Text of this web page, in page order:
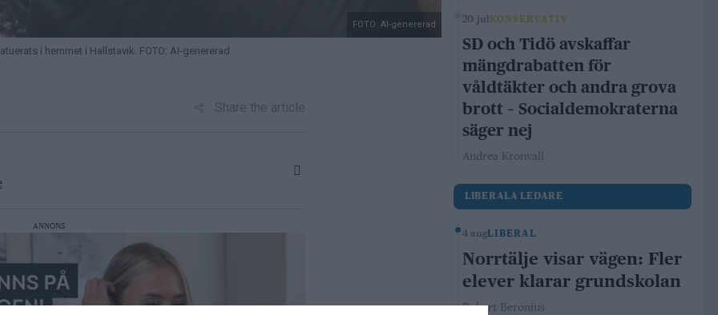
FOTO: AI-genererad
i hemmet i Hallstavik. FOTO: AI-genererad
Share the article
ANNONS
20 jul KONSERVATIV
SD och Tidö avskaffar
mängdrabatten för
våldtäkter och andra grova
brott – Socialdemokraterna
säger nej
Andrea Kronvall
LIBERALA LEDARE
4 augLIBERAL
Norrtälje visar vägen: Fler
elever klarar grundskolan
Robert Beronius